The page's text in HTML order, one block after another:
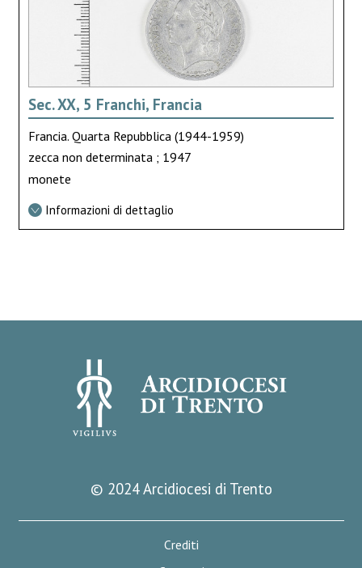
Sec. XX, 5 Franchi, Francia
Francia. Quarta Repubblica (1944-1959)
zecca non determinata ; 1947
monete
Informazioni di dettaglio
© 2024 Arcidiocesi di Trento
Crediti